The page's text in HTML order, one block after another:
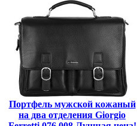
Портфель мужской кожаный
на два отделения Giorgio